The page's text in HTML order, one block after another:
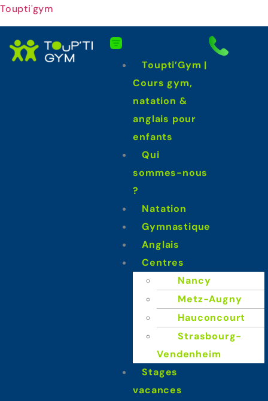
Toupti'gym
Toupti’Gym |
Cours gym,
natation &
anglais pour
enfants
Qui
sommes-nous
?
Natation
Gymnastique
Anglais
Centres
Nancy
Metz-Augny
Hauconcourt
Strasbourg-
Vendenheim
Stages
vacances